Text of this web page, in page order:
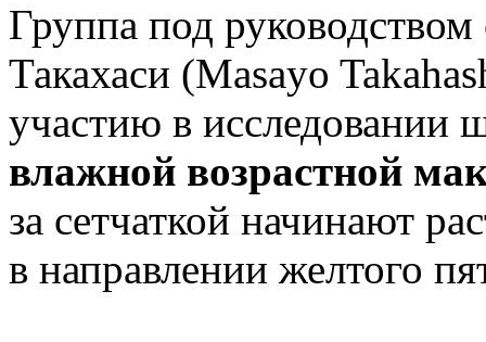
Группа под
Такахаси (Masayo
участию в исследовании
влажной возрастной
за сетчаткой начинают
в направлении желтого